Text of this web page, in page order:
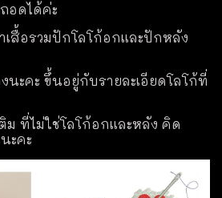
อดได้ค่ะ
เสื้อรวมปักโลโก้อกและปักหลัง
ะคะ ขึ้นอยู่กับรายละเอียดโลโก้ที่
ที่ไม่ใช่โลโก้อกและหลัง คิด
ะคะ